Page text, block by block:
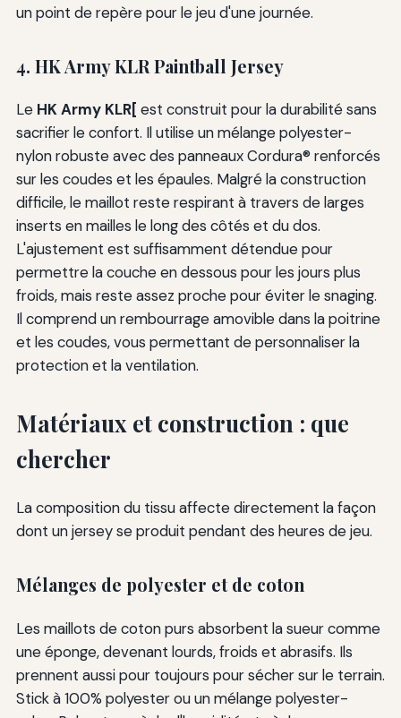
un point de repère pour le jeu d'une journée.
4. HK Army KLR Paintball Jersey
Le HK Army KLR[ est construit pour la durabilité sans
sacrifier le confort. Il utilise un mélange polyester-
nylon robuste avec des panneaux Cordura® renforcés
sur les coudes et les épaules. Malgré la construction
difficile, le maillot reste respirant à travers de larges
inserts en mailles le long des côtés et du dos.
L'ajustement est suffisamment détendue pour
permettre la couche en dessous pour les jours plus
froids, mais reste assez proche pour éviter le snaging.
Il comprend un rembourrage amovible dans la poitrine
et les coudes, vous permettant de personnaliser la
protection et la ventilation.
Matériaux et construction : que
chercher
La composition du tissu affecte directement la façon
dont un jersey se produit pendant des heures de jeu.
Mélanges de polyester et de coton
Les maillots de coton purs absorbent la sueur comme
une éponge, devenant lourds, froids et abrasifs. Ils
prennent aussi pour toujours pour sécher sur le terrain.
Stick à 100% polyester ou un mélange polyester-